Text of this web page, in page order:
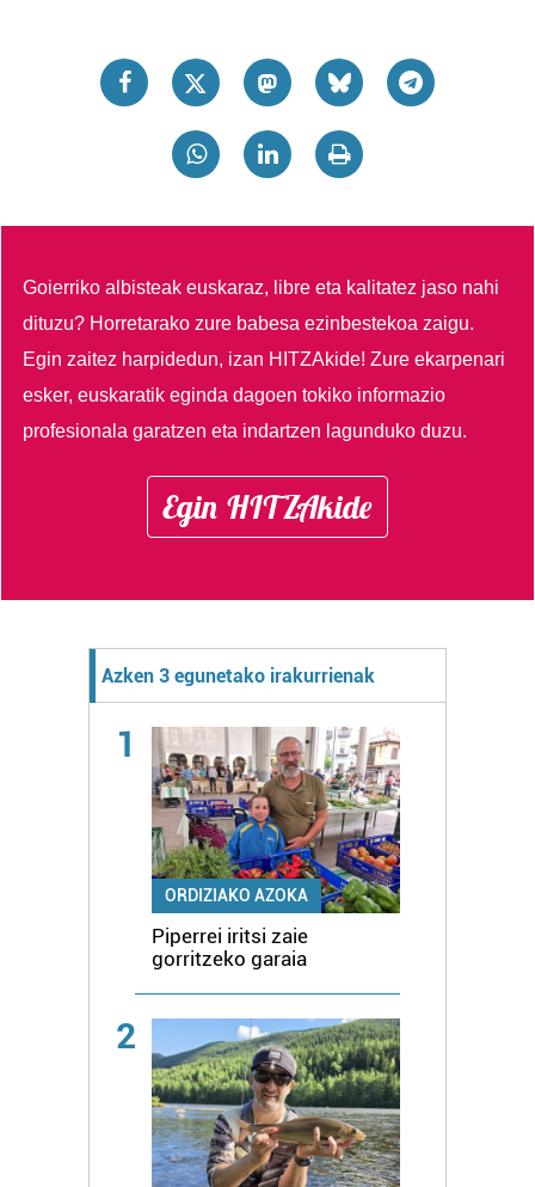
Goierriko albisteak euskaraz, libre eta kalitatez jaso nahi
dituzu? Horretarako zure babesa ezinbestekoa zaigu.
Egin zaitez harpidedun, izan HITZAkide!Zure ekarpenari
esker, euskaratik eginda dagoen tokiko informazio
profesionala garatzen eta indartzen lagunduko duzu.
Egin HITZAkide
Azken 3 egunetako irakurrienak
1
ORDIZIAKO AZOKA
Piperrei iritsi zaie
gorritzeko garaia
2